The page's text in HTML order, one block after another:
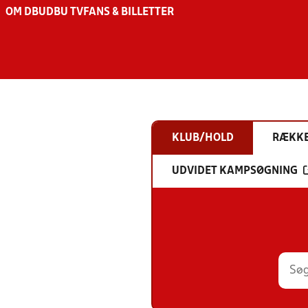
OM DBU DBU TV FANS & BILLETTER
KLUB/HOLD
UDVIDET KAMPSØGNING